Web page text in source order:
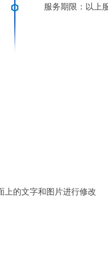
服务期限：以上
上的文字和图片进行修改